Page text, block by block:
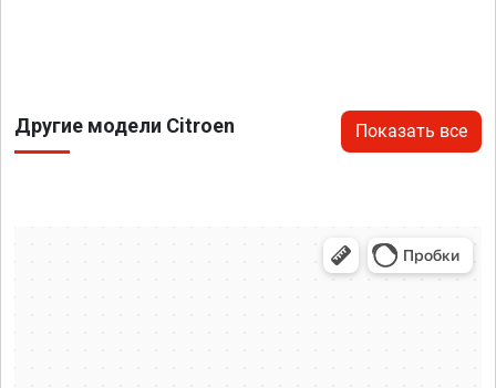
Другие модели Citroen Показать все